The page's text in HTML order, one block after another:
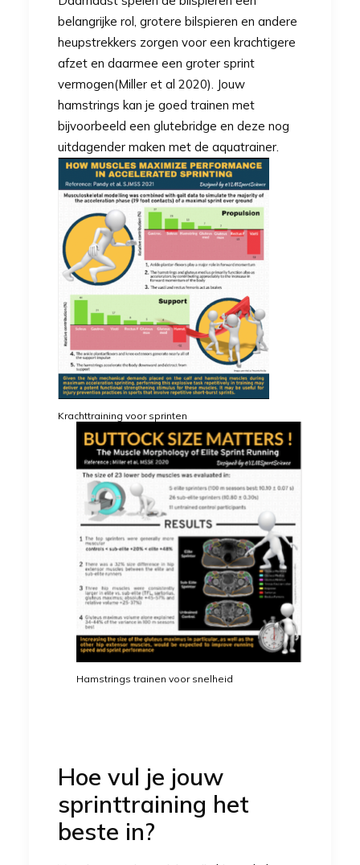
belangrijke rol, grotere bilspieren en andere
heupstrekkers zorgen voor een krachtigere
afzet en daarmee een groter sprint
vermogen(Miller et al 2020). Jouw
hamstrings kan je goed trainen met
bijvoorbeeld een glutebridge en deze nog
uitdagender maken met de aquatrainer.
Krachttraining voor sprinten
Hamstrings trainen voor snelheid
Hoe vul je jouw
sprinttraining het
beste in?